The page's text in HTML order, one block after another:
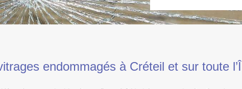
endommagés à Créteil et sur toute